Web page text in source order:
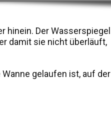
hinein. Der Wasserspiegel
damit sie nicht überläuft,
gelaufen ist, auf der